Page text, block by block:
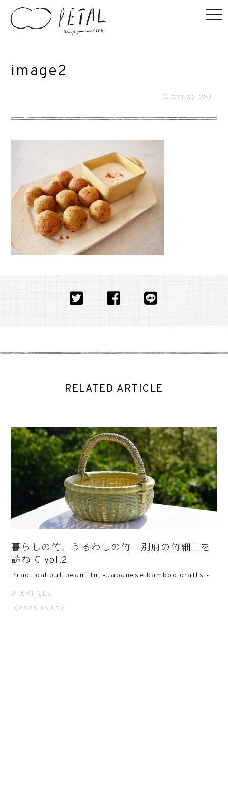
image2
（2021.02.28）
RELATED ARTICLE
暮らしの竹、うるわしの竹 別府の竹細工を
訪ねて vol.2
Practical but beautiful -Japanese bamboo crafts -
ARTICLE
（2024.06.02）